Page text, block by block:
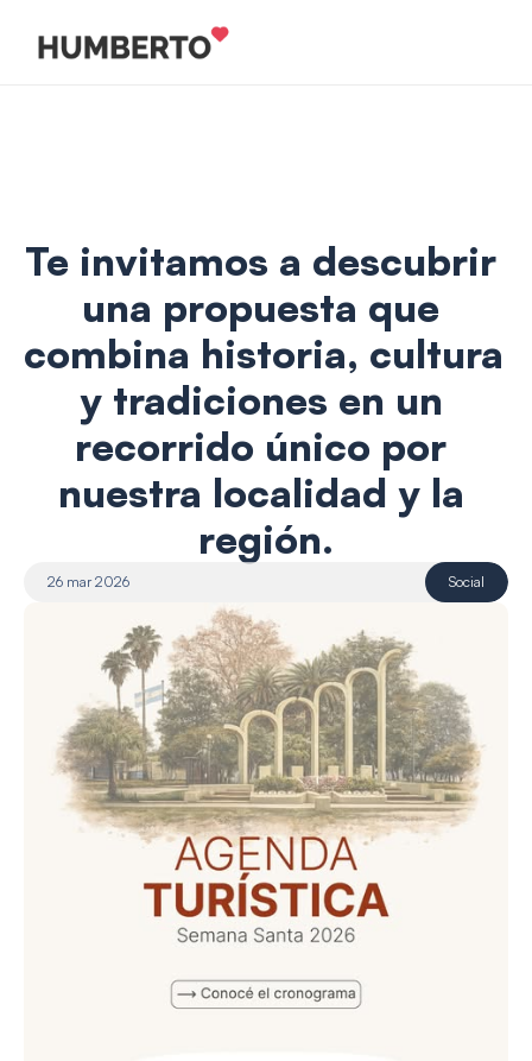
Te invitamos a descubrir
una propuesta que
combina historia, cultura
y tradiciones en un
recorrido único por
nuestra localidad y la
región.
26 mar 2026 Social